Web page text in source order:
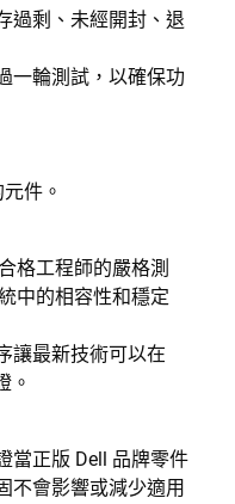
過剩、未經開封、退
一輪測試，以確保功
件。
格工程師的嚴格測
中的相容性和穩定
讓最新技術可以在
。
當正版 Dell 品牌零件
不會影響或減少適用